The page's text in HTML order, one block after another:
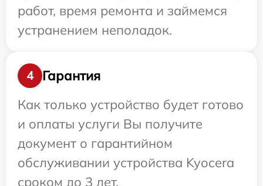
работ, время ремонта и займемся
устранением неполадок.
4
Гарантия
Как только устройство будет готово
и оплаты услуги Вы получите
документ о гарантийном
обслуживании устройства Kyocera
сроком до 3 лет.